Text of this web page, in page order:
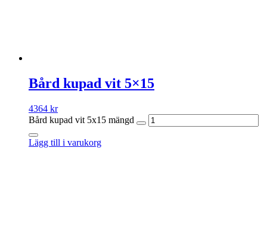
Bård kupad vit 5×15
4364 kr
Bård kupad vit 5x15 mängd
Lägg till i varukorg